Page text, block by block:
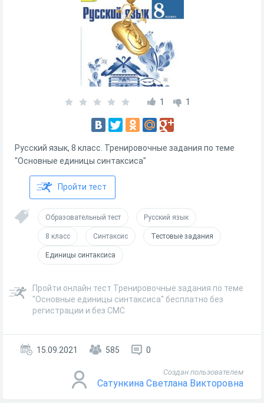
1 1
Русский язык, 8 класс. Тренировочные задания по теме
"Основные единицы синтаксиса"
Пройти тест
Образовательный тест Русский язык
8 класс Синтаксис Тестовые задания
Единицы синтаксиса
Пройти онлайн тест Тренировочные задания по теме
"Основные единицы синтаксиса" бесплатно без
регистрации и без СМС
15.09.2021 585 0
Создан пользователем
Сатункина Светлана Викторовна